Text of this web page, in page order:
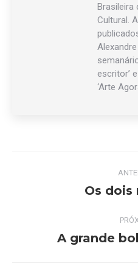
Brasileira
Cultural.
escritor’
‘Arte
Navegação
Os dois
A grande